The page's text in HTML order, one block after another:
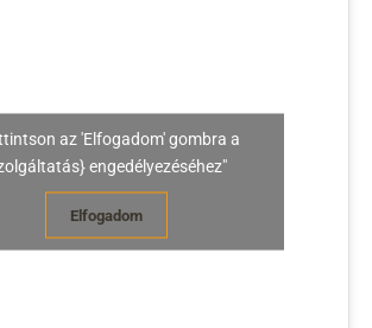
az 'Elfogadom' gombra a
engedélyezéséhez"
Elfogadom